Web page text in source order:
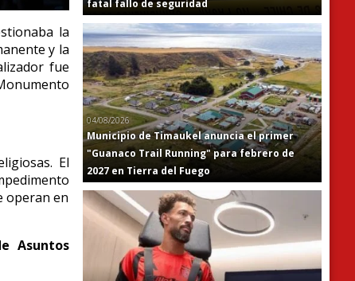
la
y la
fue
El
operan en
Asuntos
fatal fallo de seguridad
04/08/2026
Municipio de Timaukel anuncia el primer
"Guanaco Trail Running" para febrero de
2027 en Tierra del Fuego